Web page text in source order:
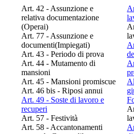
Art. 42 - Assunzione e
relativa documentazione
(Operai)
Art. 77 - Assunzione e
documenti(Impiegati)
Art. 43 - Periodo di prova
Art. 44 - Mutamento di
mansioni
Art. 45 - Mansioni promiscue
Art. 46 bis - Riposi annui
Art. 49 - Soste di lavoro e
recuperi
Art. 57 - Festività
Art. 58 - Accantonamenti